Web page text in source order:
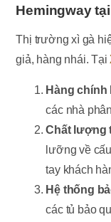
Hemingway
Thị trường xì gà
giả, hàng nhái. Tại
Hàng chính
các nhà
Chất lượng
lưỡng về
tay khách
Hệ thống
các tủ bảo